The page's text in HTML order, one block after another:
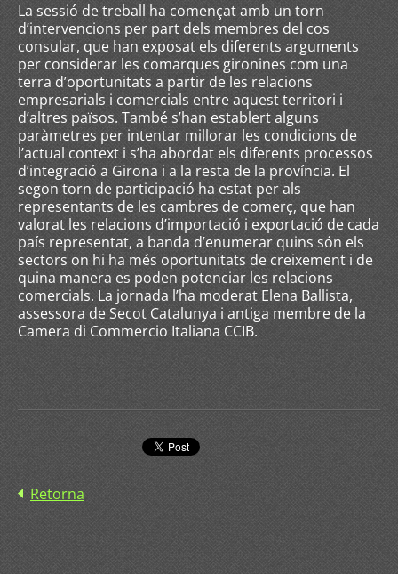
La sessió de treball ha començat amb un torn
d’intervencions per part dels membres del cos
consular, que han exposat els diferents arguments
per considerar les comarques gironines com una
terra d’oportunitats a partir de les relacions
empresarials i comercials entre aquest territori i
d’altres països. També s’han establert alguns
paràmetres per intentar millorar les condicions de
l’actual context i s’ha abordat els diferents processos
d’integració a Girona i a la resta de la província. El
segon torn de participació ha estat per als
representants de les cambres de comerç, que han
valorat les relacions d’importació i exportació de cada
país representat, a banda d’enumerar quins són els
sectors on hi ha més oportunitats de creixement i de
quina manera es poden potenciar les relacions
comercials. La jornada l’ha moderat Elena Ballista,
assessora de Secot Catalunya i antiga membre de la
Camera di Commercio Italiana CCIB.
Retorna